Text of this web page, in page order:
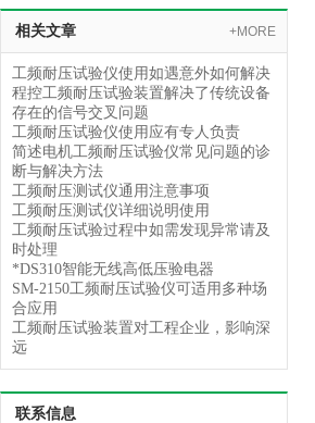
相关文章 +MORE
工频耐压试验仪使用如遇意外如何解决
程控工频耐压试验装置解决了传统设备
存在的信号交叉问题
工频耐压试验仪使用应有专人负责
简述电机工频耐压试验仪常见问题的诊
断与解决方法
工频耐压测试仪通用注意事项
工频耐压测试仪详细说明使用
工频耐压试验过程中如需发现异常请及
时处理
*DS310智能无线高低压验电器
SM-2150工频耐压试验仪可适用多种场
合应用
工频耐压试验装置对工程企业，影响深
远
联系信息